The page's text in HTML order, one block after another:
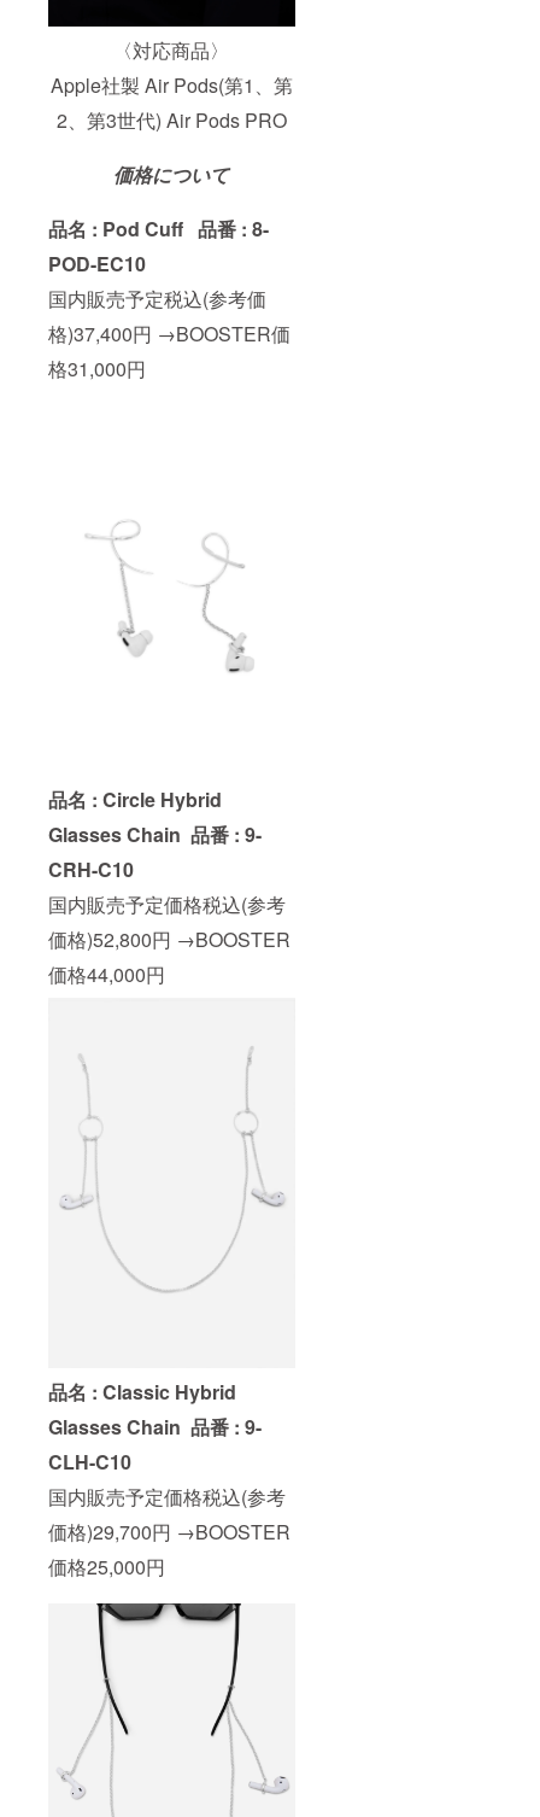
〈対応商品〉
Apple社製 Air Pods(第1、第
2、第3世代) Air Pods PRO
価格について
品名 : Pod Cuff 品番 : 8-
POD-EC10
国内販売予定税込(参考価
格)37,400円 →BOOSTER価
格31,000円
品名 : Circle Hybrid
Glasses Chain 品番 : 9-
CRH-C10
国内販売予定価格税込(参考
価格)52,800円 →BOOSTER
価格44,000円
品名 : Classic Hybrid
Glasses Chain 品番 : 9-
CLH-C10
国内販売予定価格税込(参考
価格)29,700円 →BOOSTER
価格25,000円